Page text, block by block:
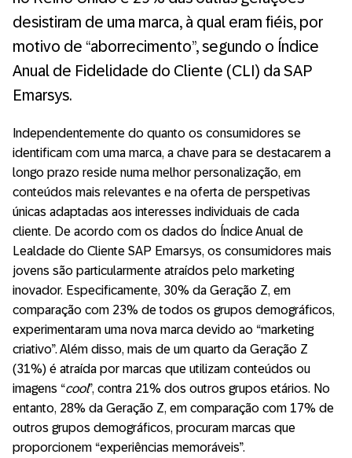
desistiram de uma marca, à qual eram fiéis, por
motivo de “aborrecimento”, segundo o Índice
Anual de Fidelidade do Cliente (CLI) da SAP
Emarsys.
Independentemente do quanto os consumidores se
identificam com uma marca, a chave para se destacarem a
longo prazo reside numa melhor personalização, em
conteúdos mais relevantes e na oferta de perspetivas
únicas adaptadas aos interesses individuais de cada
cliente. De acordo com os dados do Índice Anual de
Lealdade do Cliente SAP Emarsys, os consumidores mais
jovens são particularmente atraídos pelo marketing
inovador. Especificamente, 30% da Geração Z, em
comparação com 23% de todos os grupos demográficos,
experimentaram uma nova marca devido ao “marketing
criativo”. Além disso, mais de um quarto da Geração Z
(31%) é atraída por marcas que utilizam conteúdos ou
imagens “cool”, contra 21% dos outros grupos etários. No
entanto, 28% da Geração Z, em comparação com 17% de
outros grupos demográficos, procuram marcas que
proporcionem “experiências memoráveis”.